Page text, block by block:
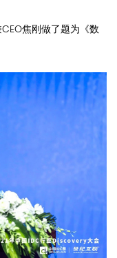
焦刚做了题为《数